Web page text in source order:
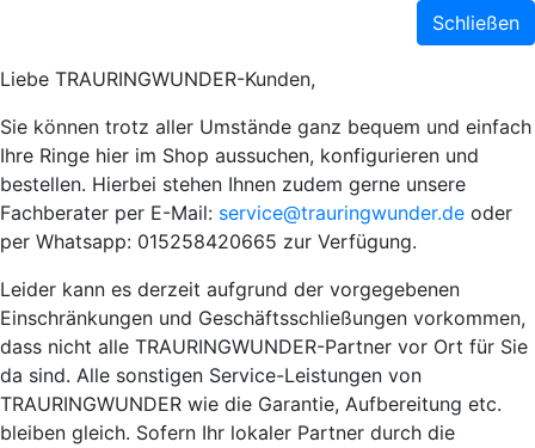
Schließen
Liebe TRAURINGWUNDER-Kunden,
Sie können trotz aller Umstände ganz bequem und einfach
Ihre Ringe hier im Shop aussuchen, konfigurieren und
bestellen. Hierbei stehen Ihnen zudem gerne unsere
Fachberater per E-Mail: service@trauringwunder.de oder
per Whatsapp: 015258420665 zur Verfügung.
Leider kann es derzeit aufgrund der vorgegebenen
Einschränkungen und Geschäftsschließungen vorkommen,
dass nicht alle TRAURINGWUNDER-Partner vor Ort für Sie
da sind. Alle sonstigen Service-Leistungen von
TRAURINGWUNDER wie die Garantie, Aufbereitung etc.
bleiben gleich. Sofern Ihr lokaler Partner durch die